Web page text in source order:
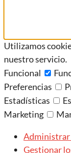
Utilizamos
nuestro servicio.
Funcional
Preferencias
Estadísticas
Marketing
Administrar
Gestionar